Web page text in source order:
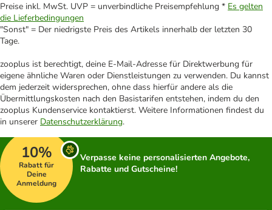
Preise inkl. MwSt. UVP = unverbindliche Preisempfehlung * Es gelten
die Lieferbedingungen
"Sonst" = Der niedrigste Preis des Artikels innerhalb der letzten 30
Tage.
zooplus ist berechtigt, deine E-Mail-Adresse für Direktwerbung für
eigene ähnliche Waren oder Dienstleistungen zu verwenden. Du kannst
dem jederzeit widersprechen, ohne dass hierfür andere als die
Übermittlungskosten nach den Basistarifen entstehen, indem du den
zooplus Kundenservice kontaktierst. Weitere Informationen findest du
in unserer Datenschutzerklärung.
10%
Rabatt für
Deine
Anmeldung
Verpasse keine personalisierten Angebote,
Rabatte und Gutscheine!